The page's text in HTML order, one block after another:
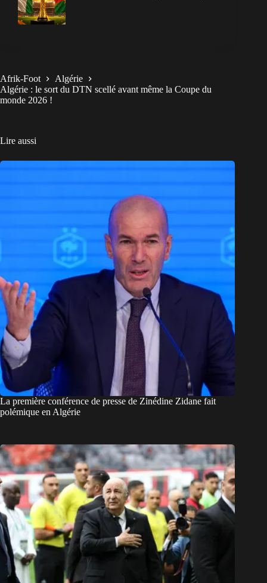
Afrik-Foot
Algérie
Algérie : le sort du DTN scellé avant même la Coupe du
monde 2026 !
Lire aussi
La première conférence de presse de Zinédine Zidane fait
polémique en Algérie